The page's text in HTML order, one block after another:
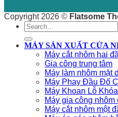
Copyright 2026 © Flatsome
Search
for:
MÁY SẢN XUẤT CỬA
Máy cắt nhôm hai
Gia công trung tâm
Máy làm nhôm mặt
Máy Phay Đầu Đố
Máy Khoan Lỗ
Máy gia công nhôm
Máy cắt nhôm một